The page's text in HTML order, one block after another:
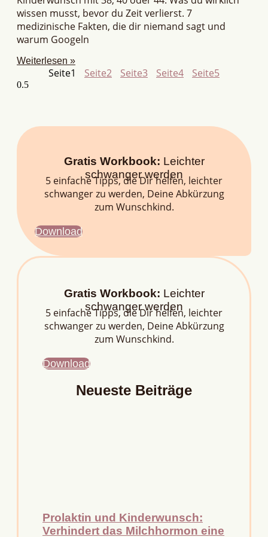
wissen musst, bevor du Zeit verlierst. 7
medizinische Fakten, die dir niemand sagt und
warum Googeln
Weiterlesen »
Seite1 Seite2 Seite3 Seite4 Seite5
Gratis Workbook: Leichter
schwanger werden
5 einfache Tipps, die Dir helfen, leichter
schwanger zu werden, Deine Abkürzung
zum Wunschkind.
Download
Gratis Workbook: Leichter
schwanger werden
5 einfache Tipps, die Dir helfen, leichter
schwanger zu werden, Deine Abkürzung
zum Wunschkind.
Download
Neueste Beiträge
Prolaktin und Kinderwunsch:
Verhindert das Milchhormon eine